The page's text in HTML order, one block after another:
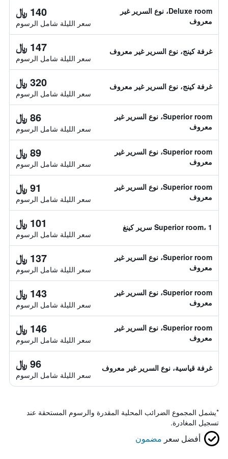
Deluxe room، نوع السرير غير
معروف
140 ﷼
سعر الليلة شامل الرسوم
غرفة كينج، نوع السرير غير معروف 147 ﷼
سعر الليلة شامل الرسوم
غرفة كينج، نوع السرير غير معروف 320 ﷼
سعر الليلة شامل الرسوم
Superior room، نوع السرير غير
معروف
86 ﷼
سعر الليلة شامل الرسوم
Superior room، نوع السرير غير
معروف
89 ﷼
سعر الليلة شامل الرسوم
Superior room، نوع السرير غير
معروف
91 ﷼
سعر الليلة شامل الرسوم
Superior room، 1 سرير كينغ 101 ﷼
سعر الليلة شامل الرسوم
Superior room، نوع السرير غير
معروف
137 ﷼
سعر الليلة شامل الرسوم
Superior room، نوع السرير غير
معروف
143 ﷼
سعر الليلة شامل الرسوم
Superior room، نوع السرير غير
معروف
146 ﷼
سعر الليلة شامل الرسوم
غرفة قياسية، نوع السرير غير معروف 96 ﷼
سعر الليلة شامل الرسوم
*يشمل المجموع الضرائب المحلية المقدرة والرسوم المستحقة عند
تسجيل المغادرة.
أفضل سعر مضمون